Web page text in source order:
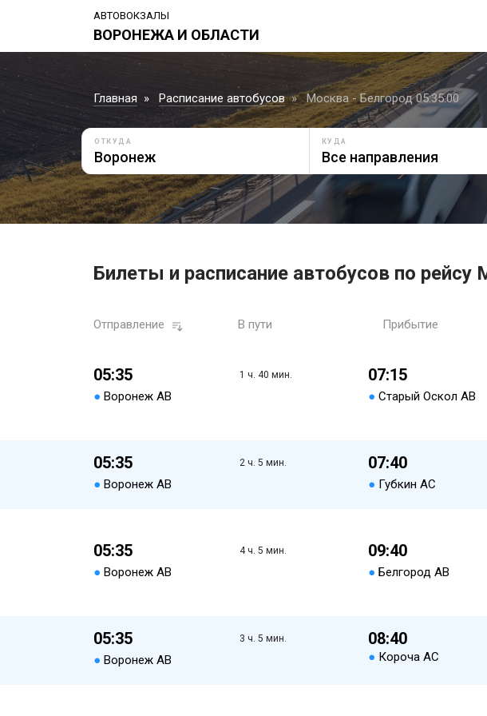
АВТОВОКЗАЛЫ
ВОРОНЕЖА И ОБЛАСТИ
Главная Расписание автобусов Москва - Белгород 05:35:00
ОТКУДА КУДА
Билеты и расписание автобусов по
Отправление В пути Прибытие
05:35
● Воронеж АВ
1 ч. 40 мин. 07:15
● Старый Оскол АВ
05:35
● Воронеж АВ
2 ч. 5 мин. 07:40
● Губкин АС
05:35
● Воронеж АВ
4 ч. 5 мин. 09:40
● Белгород АВ
05:35
● Воронеж АВ
3 ч. 5 мин. 08:40
● Короча АС